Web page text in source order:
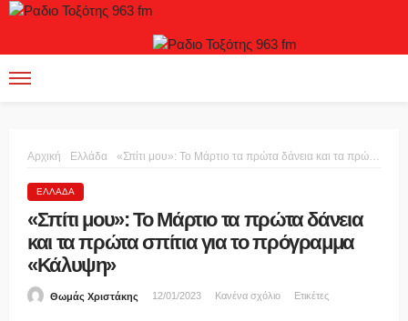
Αρχική Ελλάδα «Σπίτι μου»: Το Μάρτιο τα πρώτα δάνεια και τα πρώτα σπίτια για το πρόγραμμα «Κάλυψη»
ΕΛΛΆΔΑ
«Σπίτι μου»: Το Μάρτιο τα πρώτα δάνεια
και τα πρώτα σπίτια για το πρόγραμμα
«Κάλυψη»
Θωμάς Χριστάκης 12/01/2023 Κανένα σχόλιο Ετικέτες